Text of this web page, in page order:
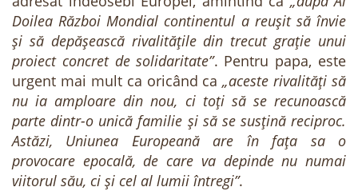
Doilea Război Mondial continentul a reușit să învie
și să depășească rivalitățile din trecut grație unui
proiect concret de solidaritate”. Pentru papa, este
urgent mai mult ca oricând ca„aceste rivalități să
nu ia amploare din nou, ci toți să se recunoască
parte dintr-o unică familie și să se susțină reciproc.
Astăzi, Uniunea Europeană are în fața sa o
provocare epocală, de care va depinde nu numai
viitorul său, ci și cel al lumii întregi”.